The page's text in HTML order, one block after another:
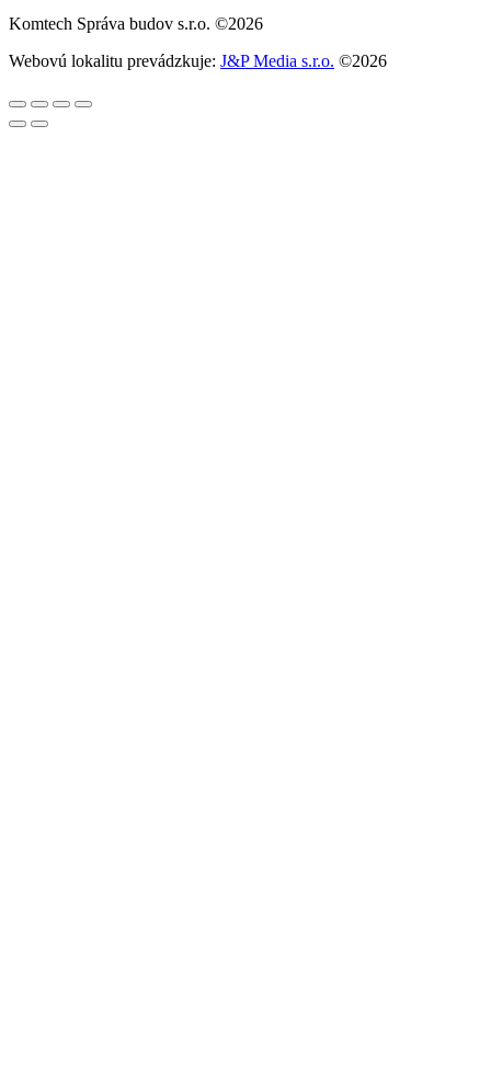
Komtech Správa budov s.r.o. ©2026
Webovú lokalitu prevádzkuje: J&P Media s.r.o. ©2026